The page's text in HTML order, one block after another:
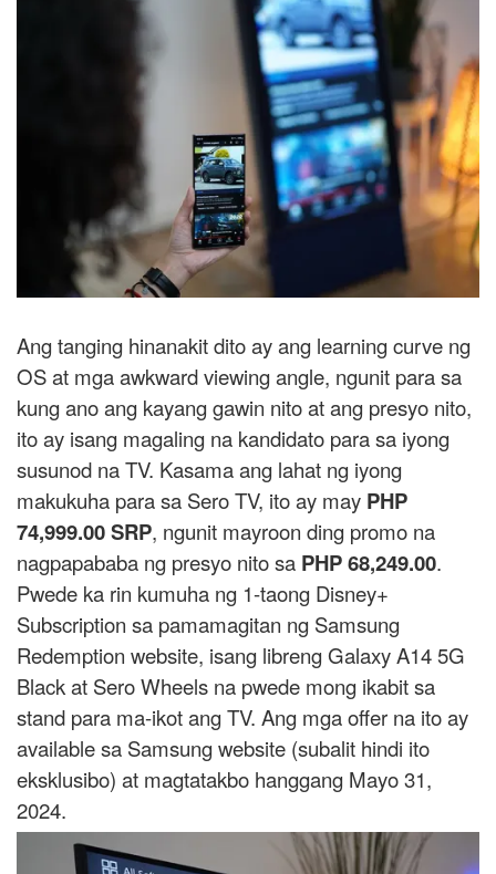
Ang tanging hinanakit dito ay ang learning curve ng
OS at mga awkward viewing angle, ngunit para sa
kung ano ang kayang gawin nito at ang presyo nito,
ito ay isang magaling na kandidato para sa iyong
susunod na TV. Kasama ang lahat ng iyong
makukuha para sa Sero TV, ito ay may PHP
74,999.00 SRP, ngunit mayroon ding promo na
nagpapababa ng presyo nito sa PHP 68,249.00.
Pwede ka rin kumuha ng 1-taong Disney+
Subscription sa pamamagitan ng Samsung
Redemption website, isang libreng Galaxy A14 5G
Black at Sero Wheels na pwede mong ikabit sa
stand para ma-ikot ang TV. Ang mga offer na ito ay
available sa Samsung website (subalit hindi ito
eksklusibo) at magtatakbo hanggang Mayo 31,
2024.